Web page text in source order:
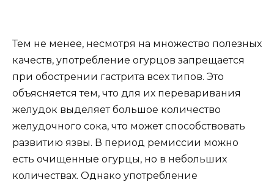
Тем не менее, несмотря на множество полезных
качеств, употребление огурцов запрещается
при обострении гастрита всех типов. Это
объясняется тем, что для их переваривания
желудок выделяет большое количество
желудочного сока, что может способствовать
развитию язвы. В период ремиссии можно
есть очищенные огурцы, но в небольших
количествах. Однако употребление